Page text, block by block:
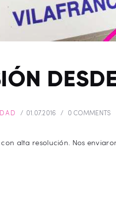
01.07.2016 0 COMMENTS
alta resolución. Nos